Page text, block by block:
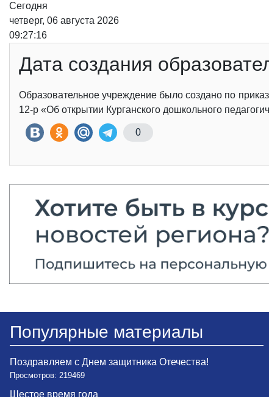
Сегодня
четверг, 06 августа 2026
09:27:16
Дата создания
Образовательное учреждение было создано по
12-р «Об открытии Курганского дошкольного
0
Популярные материалы
Поздравляем с Днем защитника Отечества!
Просмотров: 219469
Шестое время года